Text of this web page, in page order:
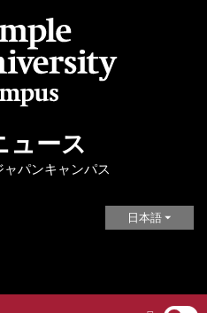
ュース
パンキャンパス
日本語